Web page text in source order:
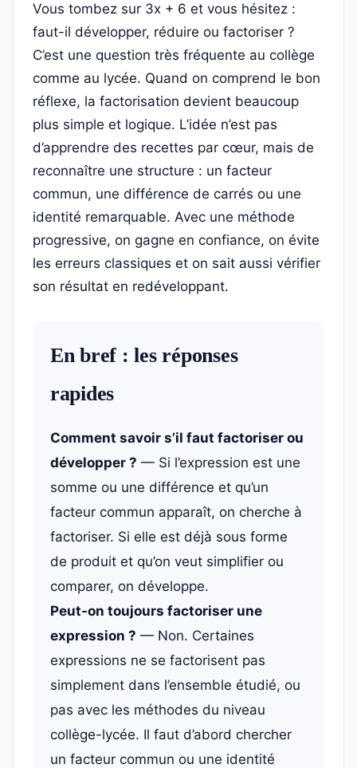
Vous tombez sur 3x + 6 et vous hésitez :
faut-il développer, réduire ou factoriser ?
C’est une question très fréquente au collège
comme au lycée. Quand on comprend le bon
réflexe, la factorisation devient beaucoup
plus simple et logique. L’idée n’est pas
d’apprendre des recettes par cœur, mais de
reconnaître une structure : un facteur
commun, une différence de carrés ou une
identité remarquable. Avec une méthode
progressive, on gagne en confiance, on évite
les erreurs classiques et on sait aussi vérifier
son résultat en redéveloppant.
En bref : les réponses
rapides
Comment savoir s’il faut factoriser ou
développer ? — Si l’expression est une
somme ou une différence et qu’un
facteur commun apparaît, on cherche à
factoriser. Si elle est déjà sous forme
de produit et qu’on veut simplifier ou
comparer, on développe.
Peut-on toujours factoriser une
expression ? — Non. Certaines
expressions ne se factorisent pas
simplement dans l’ensemble étudié, ou
pas avec les méthodes du niveau
collège-lycée. Il faut d’abord chercher
un facteur commun ou une identité